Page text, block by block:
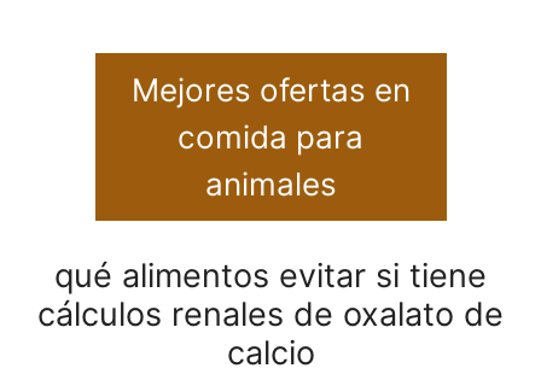
Mejores ofertas en
comida para
animales
qué alimentos evitar si tiene
cálculos renales de oxalato de
calcio